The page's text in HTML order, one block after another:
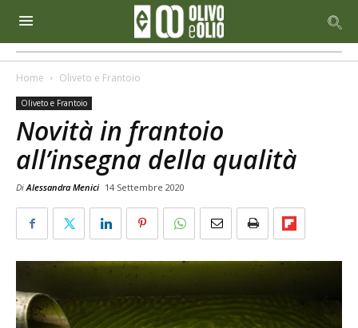
Home Oliveto e Frantoio
Oliveto e Frantoio
Novità in frantoio
all’insegna della qualità
DiAlessandra Menici 14 Settembre 2020